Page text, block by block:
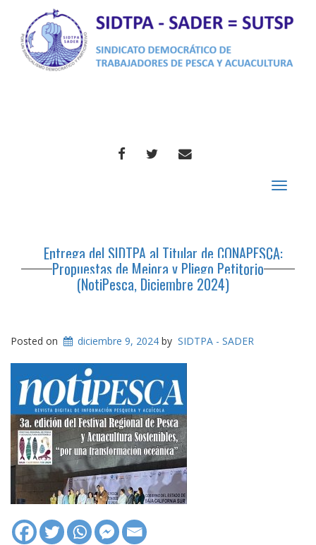
FACEBOOKTWITTERCORREO
Toggle
Entrega del SIDTPA al Titular de CONAPESCA:
Propuestas de Mejora y Pliego Petitorio
(NotiPesca, Diciembre 2024)
Posted on diciembre 9, 2024 by SIDTPA - SADER